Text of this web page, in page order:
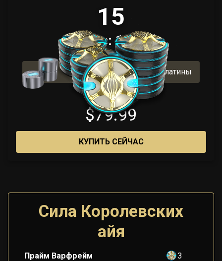
15
(Бонус: 12 + 3)
Включает 1200 бонусной платины
$79.99
КУПИТЬ СЕЙЧАС
Сила Королевских
айя
Прайм Варфрейм 3